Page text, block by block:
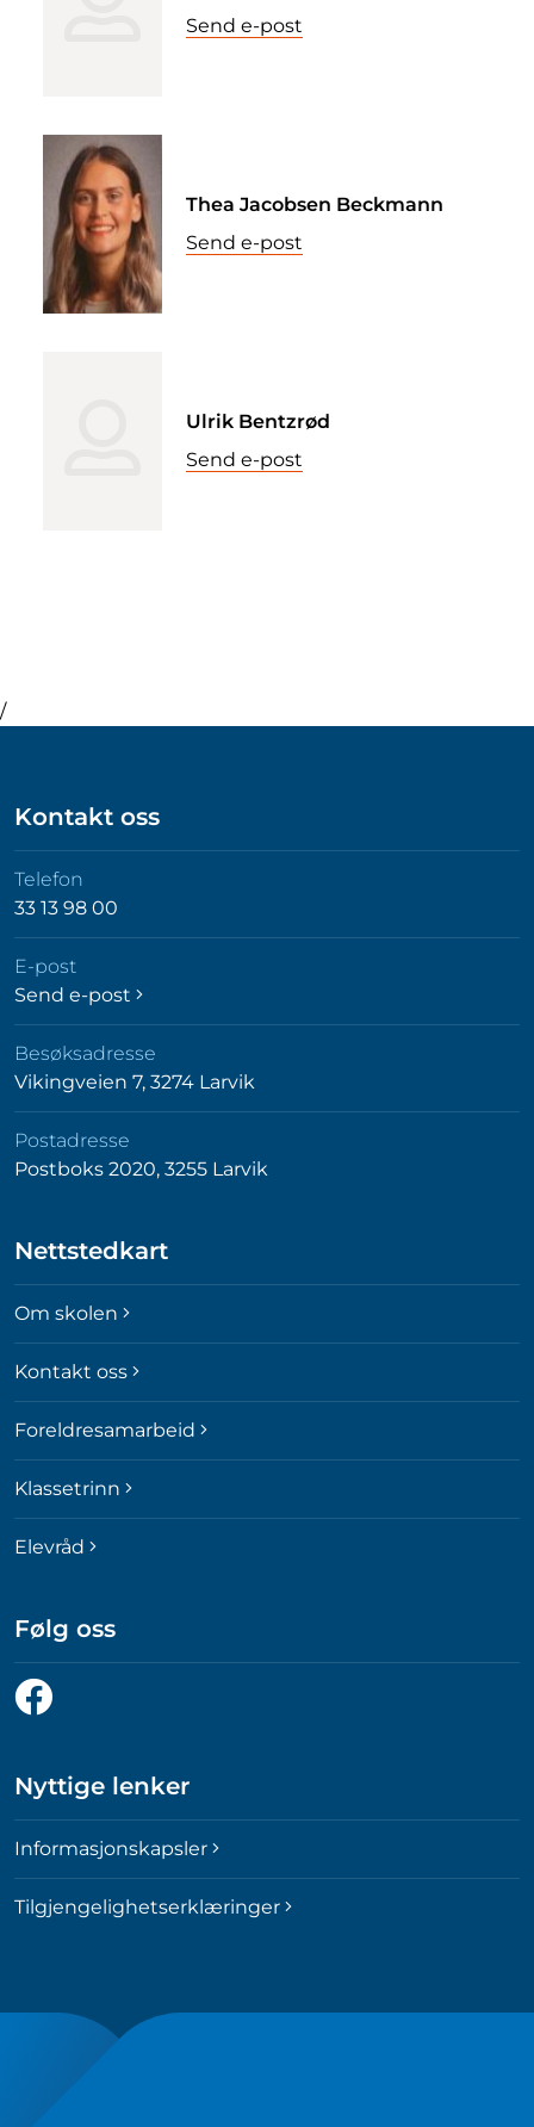
Send e-post
Thea Jacobsen Beckmann
Send e-post
Ulrik Bentzrød
Send e-post
/
Kontakt oss
Telefon
33 13 98 00
E-post
Send e-post
Besøksadresse
Vikingveien 7, 3274 Larvik
Postadresse
Postboks 2020, 3255 Larvik
Nettstedkart
Om skolen
Kontakt oss
Foreldresamarbeid
Klassetrinn
Elevråd
Følg oss
Følg
oss
Facebook
Nyttige lenker
Informasjonskapsler
Tilgjengelighetserklæringer